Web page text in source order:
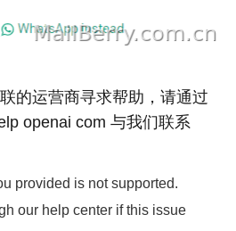
的运营商寻求帮助，请通过
openai com 与我们联系
provided is not supported.
our help center if this issue